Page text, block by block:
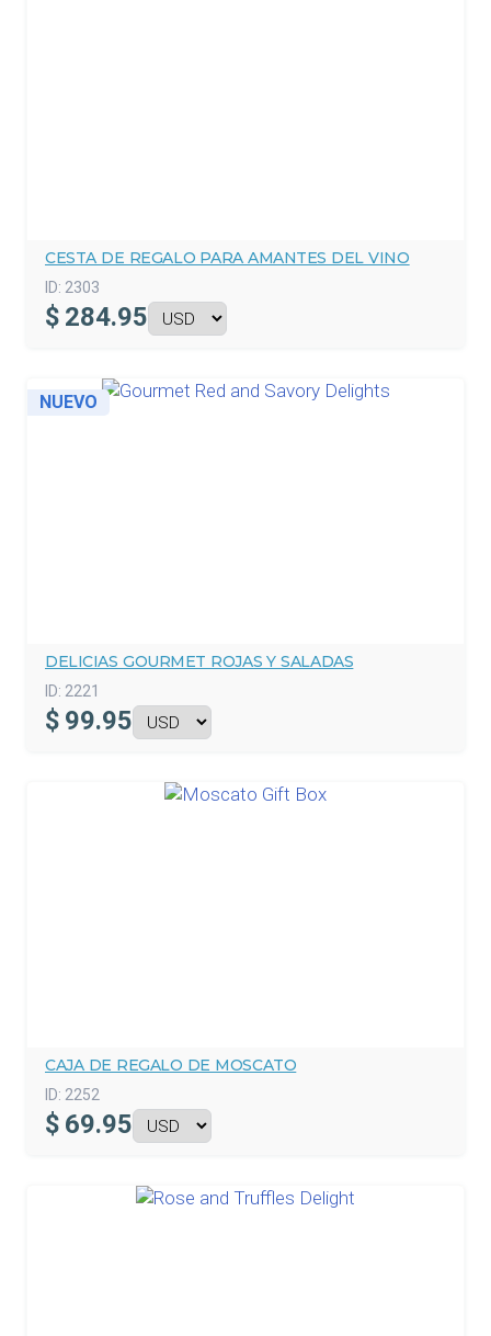
CESTA DE REGALO PARA AMANTES DEL VINO
ID: 2303
$ 284.95
NUEVO
DELICIAS GOURMET ROJAS Y SALADAS
ID: 2221
$ 99.95
CAJA DE REGALO DE MOSCATO
ID: 2252
$ 69.95